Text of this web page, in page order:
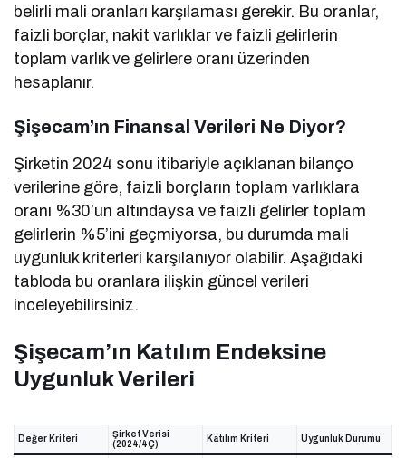
belirli mali oranları karşılaması gerekir. Bu oranlar,
faizli borçlar, nakit varlıklar ve faizli gelirlerin
toplam varlık ve gelirlere oranı üzerinden
hesaplanır.
Şişecam’ın Finansal Verileri Ne Diyor?
Şirketin 2024 sonu itibariyle açıklanan bilanço
verilerine göre, faizli borçların toplam varlıklara
oranı %30’un altındaysa ve faizli gelirler toplam
gelirlerin %5’ini geçmiyorsa, bu durumda mali
uygunluk kriterleri karşılanıyor olabilir. Aşağıdaki
tabloda bu oranlara ilişkin güncel verileri
inceleyebilirsiniz.
Şişecam’ın Katılım Endeksine
Uygunluk Verileri
Değer Kriteri
Şirket Verisi
(2024/4Ç)
Katılım Kriteri Uygunluk Durumu